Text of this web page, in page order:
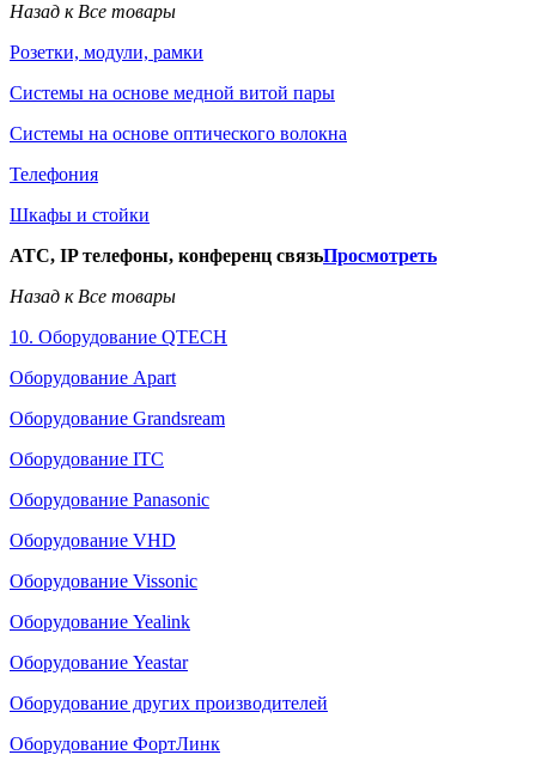
Назад к Все товары
Розетки, модули, рамки
Системы на основе медной витой пары
Системы на основе оптического волокна
Телефония
Шкафы и стойки
АТС, IP телефоны, конференц связьПросмотреть
Назад к Все товары
10. Оборудование QTECH
Оборудование Apart
Оборудование Grandsream
Оборудование ITC
Оборудование Panasonic
Оборудование VHD
Оборудование Vissonic
Оборудование Yealink
Оборудование Yeastar
Оборудование других производителей
Оборудование ФортЛинк